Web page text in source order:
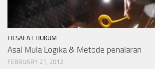
FILSAFAT HUKUM
Asal Mula Logika & Metode penalaran
FEBRUARY 21, 2012